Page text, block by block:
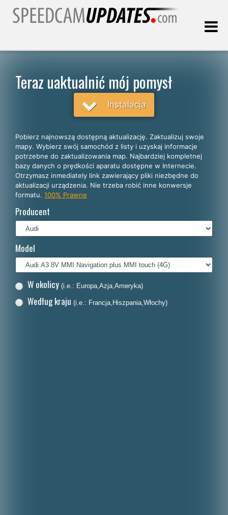
Polski
English
Español
Deutsch
Italiano
Dansk
Teraz uaktualnić mój pomysł
Instalacja
Pobierz najnowszą dostępną aktualizację. Zaktualizuj swoje
mapy. Wybierz swój samochód z listy i uzyskaj informacje
potrzebne do zaktualizowania map. Najbardziej kompletnej
bazy danych o prędkości aparatu dostępne w Internecie.
Otrzymasz inmediately link zawierający pliki niezbędne do
aktualizacji urządzenia. Nie trzeba robić inne konwersje
formatu. 100% Prawne
Producent
Model
W okolicy (i.e.: Europa,Azja,Ameryka)
Według kraju (i.e.: Francja,Hiszpania,Włochy)